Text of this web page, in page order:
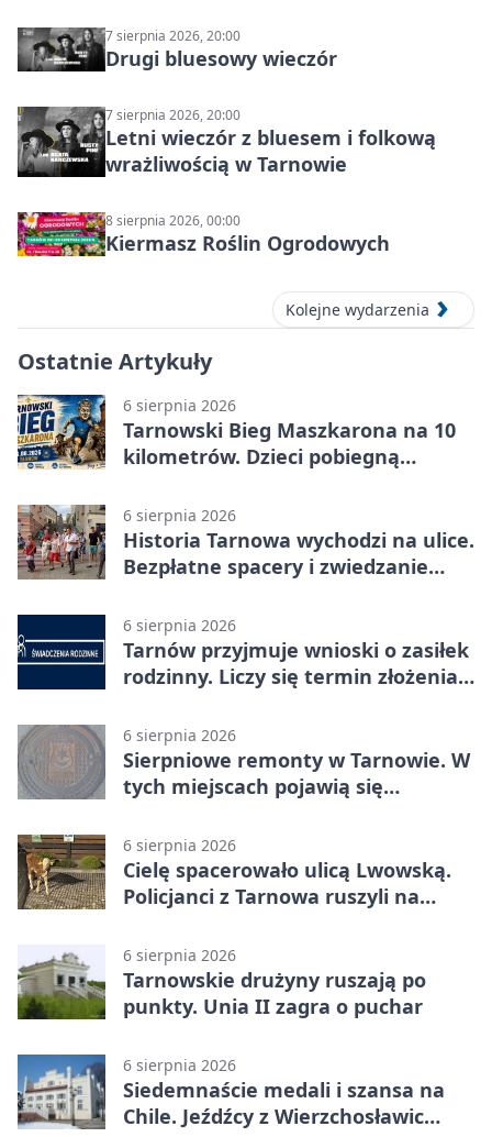
7 sierpnia 2026, 20:00
Drugi bluesowy wieczór
7 sierpnia 2026, 20:00
Letni wieczór z bluesem i folkową
wrażliwością w Tarnowie
8 sierpnia 2026, 00:00
Kiermasz Roślin Ogrodowych
Kolejne wydarzenia
Ostatnie Artykuły
6 sierpnia 2026
Tarnowski Bieg Maszkarona na 10
kilometrów. Dzieci pobiegną
6 sierpnia 2026
Historia Tarnowa wychodzi na ulice.
Bezpłatne spacery i zwiedzanie
6 sierpnia 2026
Tarnów przyjmuje wnioski o zasiłek
rodzinny. Liczy się termin złożenia
6 sierpnia 2026
Sierpniowe remonty w Tarnowie. W
tych miejscach pojawią się
6 sierpnia 2026
Cielę spacerowało ulicą Lwowską.
Policjanci z Tarnowa ruszyli na
6 sierpnia 2026
Tarnowskie drużyny ruszają po
punkty. Unia II zagra o puchar
6 sierpnia 2026
Siedemnaście medali i szansa na
Chile. Jeźdźcy z Wierzchosławic